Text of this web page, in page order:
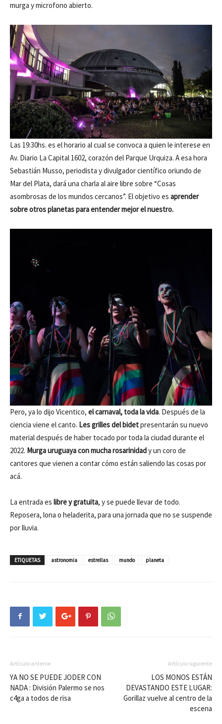
murga y microfono abierto.
Las 19:30hs. es el horario al cual se convoca a quien le interese en
Av. Diario La Capital 1602, corazón del Parque Urquiza. A esa hora
Sebastián Musso, periodista y divulgador científico oriundo de
Mar del Plata, dará una charla al aire libre sobre “Cosas
asombrosas de los mundos cercanos”. El objetivo es aprender
sobre otros planetas para entender mejor el nuestro.
Pero, ya lo dijo Vicentico, el carnaval, toda la vida. Después de la
ciencia viene el canto. Les grilles del bidetpresentarán su nuevo
material después de haber tocado por toda la ciudad durante el
2022. Murga uruguaya con mucha rosarinidady un coro de
cantores que vienen a contar cómo están saliendo las cosas por
acá.
La entrada es libre y gratuita, y se puede llevar de todo.
Reposera, lona o heladerita, para una jornada que no se suspende
por lluvia.
ETIQUETAS astronomia estrellas mundo planeta
Artículo anterior
YA NO SE PUEDE JODER CON
NADA : División Palermo se nos
c4ga a todos de risa
Artículo siguiente
LOS MONOS ESTÁN
DEVASTANDO ESTE LUGAR:
Gorillaz vuelve al centro de la
escena